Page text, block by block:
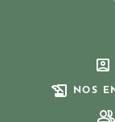
NOS